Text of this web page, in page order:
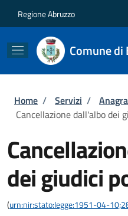
Regione Abruzzo
Comune di
Briciole di
Home / Servizi /
Cancellazione dall'albo dei
dei giudici
(urn:nir:stato:legge:1951-04-